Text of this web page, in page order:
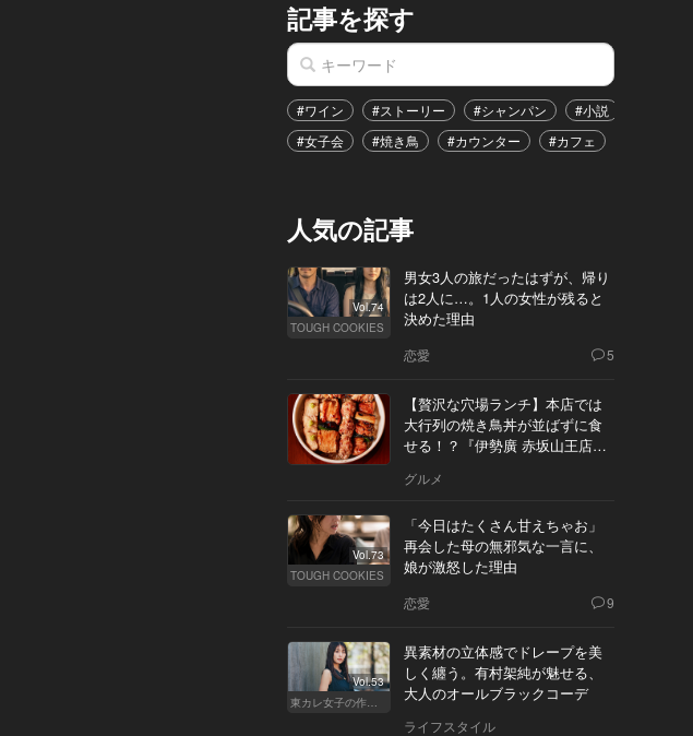
記事を探す
#ワイン #ストーリー #シャンパン #小説
#女子会
#焼き鳥 #カウンター #カフェ
人気の記事
Vol.74
TOUGH COOKIES
男女3人の旅だったはずが、帰り
は2人に…。1人の女性が残ると
決めた理由
恋愛 5
【贅沢な穴場ランチ】本店では
大行列の焼き鳥丼が並ばずに食
せる！？『伊勢廣 赤坂山王店』
グルメ
Vol.73
TOUGH COOKIES
「今日はたくさん甘えちゃお」
再会した母の無邪気な一言に、
娘が激怒した理由
恋愛 9
Vol.53
東カレ女子の作り方
異素材の立体感でドレープを美
しく纏う。有村架純が魅せる、
大人のオールブラックコーデ
ライフスタイル